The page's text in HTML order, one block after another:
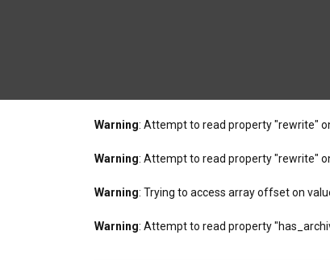
Warning: Attempt to read property "rewrite"
Warning: Attempt to read property "rewrite"
Warning: Trying to access array offset on
Warning: Attempt to read property